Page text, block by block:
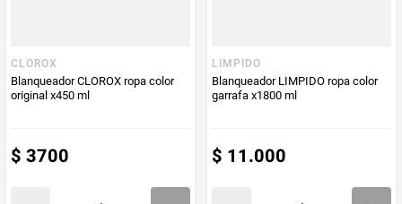
CLOROX
Blanqueador CLOROX ropa color
original x450 ml
$ 3700
LIMPIDO
Blanqueador LIMPIDO ropa color
garrafa x1800 ml
$ 11.000